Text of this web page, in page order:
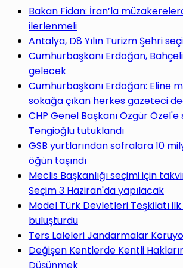
yap
...
Bakan Fidan: İran’la
ilerlenmeli
Antalya, D8 Yılın Turizm Şehri
Cumhurbaşkanı Erdoğan,
gelecek
Cumhurbaşkanı Erdoğan: Eline
sokağa çıkan herkes gazeteci
CHP Genel Başkanı Özgür Özel'e
Tengioğlu tutuklandı
GSB yurtlarından sofralara 10
öğün taşındı
Meclis Başkanlığı seçimi için
Seçim 3 Haziran'da yapılacak
Model Türk Devletleri Teşkilatı
buluşturdu
Ters Laleleri Jandarmalar
Değişen Kentlerde Kentli